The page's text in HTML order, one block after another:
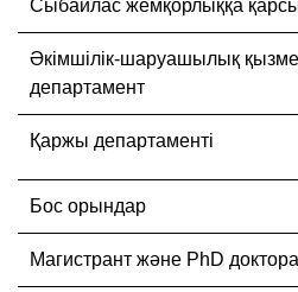
Cыбайлас жемқорлыққа
Әкімшілік-шаруашылық
департамент
Қаржы департаменті
Бос орындар
Магистрант және PhD